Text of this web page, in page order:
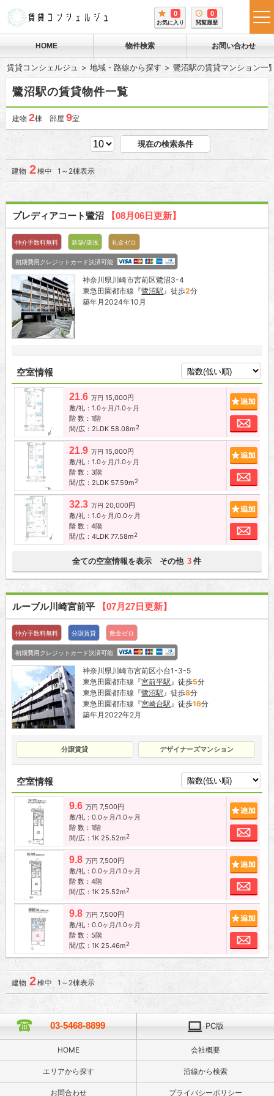
0
お気に入り
0
閲覧履歴
HOME 物件検索 お問い合わせ
賃貸コンシェルジュ 地域・路線から探す 鷺沼駅の賃貸マンション一
鷺沼駅の賃貸物件一覧
建物 2棟 部屋 9室
現在の検索条件
建物 2棟中 1～2棟表示
プレディアコート鷺沼 【08月06日更新】
仲介手数料無料 新築/築浅 礼金ゼロ
初期費用クレジットカード決済可能
神奈川県川崎市宮前区鷺沼3-4
東急田園都市線『鷺沼駅』徒歩2分
築年月2024年10月
空室情報
21.6 万円 15,000円
敷/礼：1.0ヶ月/1.0ヶ月
階 数：1階
間/広：2LDK 58.08m2
お
21.9 万円 15,000円
敷/礼：1.0ヶ月/1.0ヶ月
階 数：3階
間/広：2LDK 57.59m2
お
32.3 万円 20,000円
敷/礼：1.0ヶ月/0.0ヶ月
階 数：4階
間/広：4LDK 77.58m2
お
全ての空室情報を表示 その他 3 件
ルーブル川崎宮前平 【07月27日更新】
仲介手数料無料 分譲賃貸 敷金ゼロ
初期費用クレジットカード決済可能
神奈川県川崎市宮前区小台1-3-5
東急田園都市線『宮前平駅 』徒歩5分
東急田園都市線『鷺沼駅 』徒歩8分
東急田園都市線『宮崎台駅 』徒歩16分
築年月2022年2月
分譲賃貸 デザイナーズマンション
空室情報
9.6 万円 7,500円
敷/礼：0.0ヶ月/1.0ヶ月
階 数：1階
間/広：1K 25.52m2
お
9.8 万円 7,500円
敷/礼：0.0ヶ月/1.0ヶ月
階 数：4階
間/広：1K 25.52m2
お
9.8 万円 7,500円
敷/礼：0.0ヶ月/1.0ヶ月
階 数：5階
間/広：1K 25.46m2
お
建物 2棟中 1～2棟表示
03-5468-8899 PC版
HOME 会社概要
エリアから探す 沿線から検索
お問合わせ プライバシーポリシー